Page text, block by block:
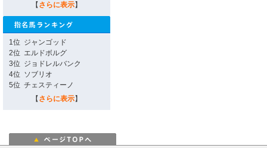
【 さらに表示】
1位 ジャンゴッド
2位 エルドボルグ
3位 ジョドレルバンク
4位 ソブリオ
5位 チェスティーノ
【 さらに表示】